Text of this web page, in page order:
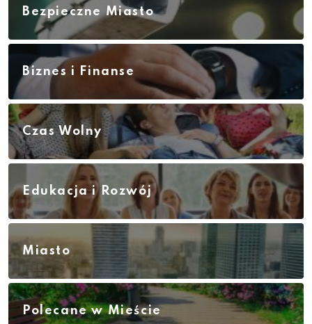
Bezpieczne Miasto
Biznes i Finanse
Czas Wolny
Edukacja i Rozwój
Miasto
Polecane w Mieście